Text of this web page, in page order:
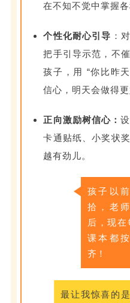
在不知不觉中掌握各
个性化耐心引导 ：
把手引导示范，不
孩子，用 “你比昨
信心，明天会做得更
正向激励树信心：
卡通贴纸、小奖状
越有劲儿。
孩子以
拾，老
后，现
课本都
齐！
最让我惊喜的